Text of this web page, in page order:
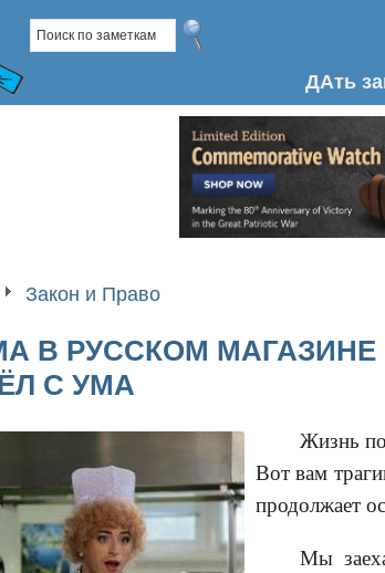
ДАть
Закон и Право
В РУССКОМ
С УМА
Жизнь
Вот вам
продолжает
Мы